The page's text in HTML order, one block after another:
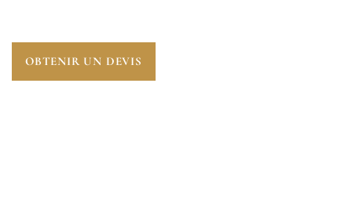
OBTENIR UN DEVIS